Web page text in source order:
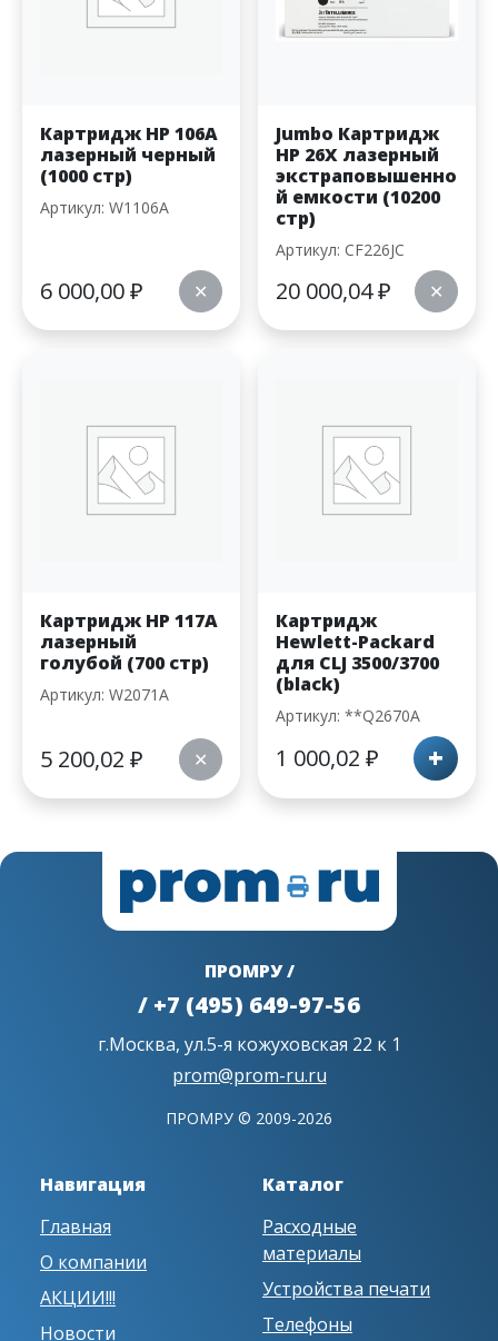
Картридж HP 106A
лазерный черный
(1000 стр)
Артикул: W1106A
6 000,00₽ ✕
Jumbo Картридж
HP 26X лазерный
экстраповышенно
й емкости (10200
стр)
Артикул: CF226JC
20 000,04₽ ✕
Картридж HP 117A
лазерный
голубой (700 стр)
Артикул: W2071A
5 200,02 ₽ ✕
Картридж
Hewlett-Packard
для CLJ 3500/3700
(black)
Артикул: **Q2670A
1 000,02 ₽ +
ПРОМРУ /
/ +7 (495) 649-97-56
г.Москва, ул.5-я кожуховская 22 к 1
prom@prom-ru.ru
ПРОМРУ © 2009-2026
Навигация
Главная
О компании
АКЦИИ!!!
Новости
Каталог
Расходные
материалы
Устройства печати
Телефоны